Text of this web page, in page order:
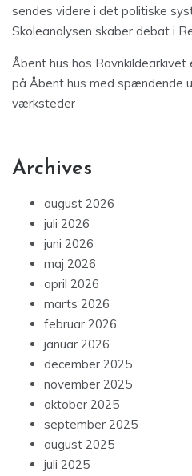
sendes videre i det politiske
Skoleanalysen skaber debat i
Åbent hus hos
på Åbent hus med spændende
værksteder
Archives
august 2026
juli 2026
juni 2026
maj 2026
april 2026
marts 2026
februar 2026
januar 2026
december 2025
november 2025
oktober 2025
september 2025
august 2025
juli 2025